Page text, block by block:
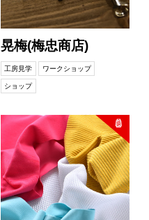
晃梅(梅忠商店)
工房見学 ワークショップ
ショップ